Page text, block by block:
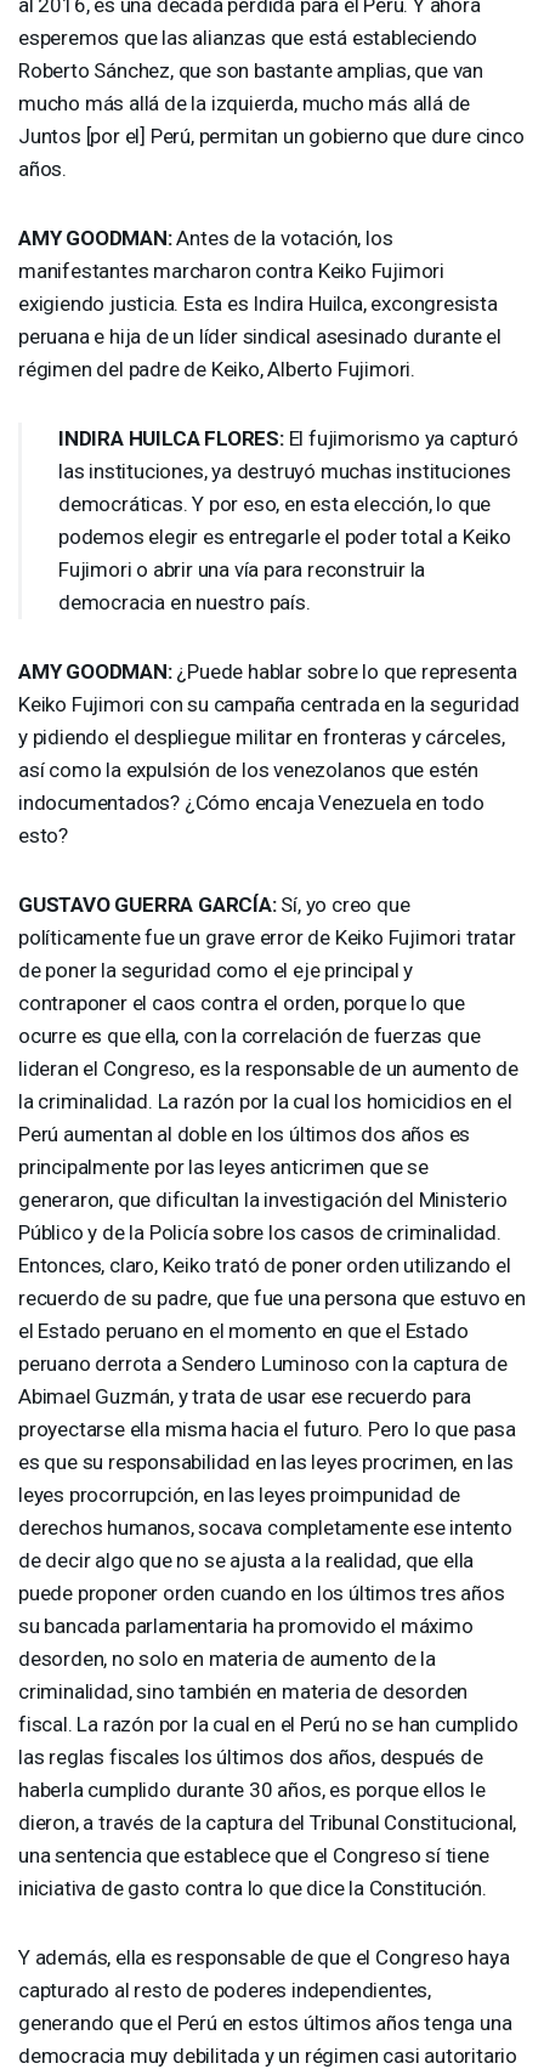
esperemos que las alianzas que está estableciendo
Roberto Sánchez, que son bastante amplias, que van
mucho más allá de la izquierda, mucho más allá de
Juntos [por el] Perú, permitan un gobierno que dure cinco
años.
AMY GOODMAN:Antes de la votación, los
manifestantes marcharon contra Keiko Fujimori
exigiendo justicia. Esta es Indira Huilca, excongresista
peruana e hija de un líder sindical asesinado durante el
régimen del padre de Keiko, Alberto Fujimori.
INDIRA HUILCA FLORES:El fujimorismo ya capturó
las instituciones, ya destruyó muchas instituciones
democráticas. Y por eso, en esta elección, lo que
podemos elegir es entregarle el poder total a Keiko
Fujimori o abrir una vía para reconstruir la
democracia en nuestro país.
AMY GOODMAN:¿Puede hablar sobre lo que representa
Keiko Fujimori con su campaña centrada en la seguridad
y pidiendo el despliegue militar en fronteras y cárceles,
así como la expulsión de los venezolanos que estén
indocumentados? ¿Cómo encaja Venezuela en todo
esto?
GUSTAVO GUERRA GARCÍA:Sí, yo creo que
políticamente fue un grave error de Keiko Fujimori tratar
de poner la seguridad como el eje principal y
contraponer el caos contra el orden, porque lo que
ocurre es que ella, con la correlación de fuerzas que
lideran el Congreso, es la responsable de un aumento de
la criminalidad. La razón por la cual los homicidios en el
Perú aumentan al doble en los últimos dos años es
principalmente por las leyes anticrimen que se
generaron, que dificultan la investigación del Ministerio
Público y de la Policía sobre los casos de criminalidad.
Entonces, claro, Keiko trató de poner orden utilizando el
recuerdo de su padre, que fue una persona que estuvo en
el Estado peruano en el momento en que el Estado
peruano derrota a Sendero Luminoso con la captura de
Abimael Guzmán, y trata de usar ese recuerdo para
proyectarse ella misma hacia el futuro. Pero lo que pasa
es que su responsabilidad en las leyes procrimen, en las
leyes procorrupción, en las leyes proimpunidad de
derechos humanos, socava completamente ese intento
de decir algo que no se ajusta a la realidad, que ella
puede proponer orden cuando en los últimos tres años
su bancada parlamentaria ha promovido el máximo
desorden, no solo en materia de aumento de la
criminalidad, sino también en materia de desorden
fiscal. La razón por la cual en el Perú no se han cumplido
las reglas fiscales los últimos dos años, después de
haberla cumplido durante 30 años, es porque ellos le
dieron, a través de la captura del Tribunal Constitucional,
una sentencia que establece que el Congreso sí tiene
iniciativa de gasto contra lo que dice la Constitución.
Y además, ella es responsable de que el Congreso haya
capturado al resto de poderes independientes,
generando que el Perú en estos últimos años tenga una
democracia muy debilitada y un régimen casi autoritario